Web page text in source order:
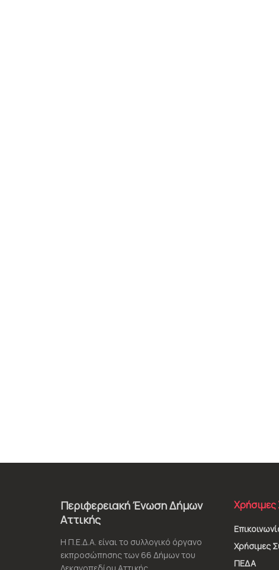
Περιφερειακή Ένωση Δήμων
Αττικής
Η Π.Ε.Δ.Α. είναι το συλλογικό όργανο
εκπροσώπησης των 66 Δήμων του
Χρήσιμες
Χρήσιμες
ΠΕΔΑ